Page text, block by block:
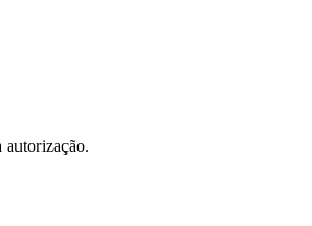
autorização.